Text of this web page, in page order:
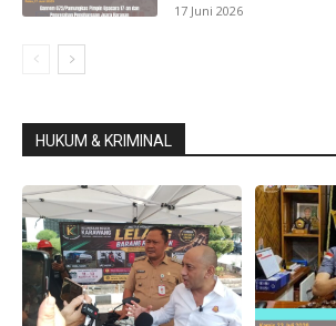
17 Juni 2026
HUKUM & KRIMINAL